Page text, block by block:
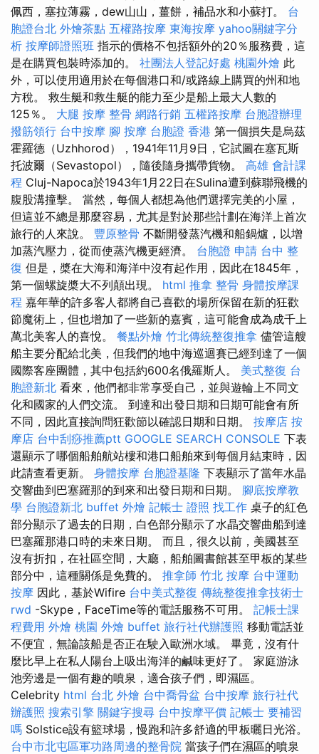
佩西，塞拉薄霧，dew山山，薑餅，補品水和小蘇打。 台
胞證台北 外燴茶點 五權路按摩 東海按摩 yahoo關鍵字分
析 按摩師證照班 指示的價格不包括額外的20％服務費，這
是在購買包裝時添加的。 社團法人登記好處 桃園外燴 此
外，可以使用適用於在每個港口和/或路線上購買的州和地
方稅。 救生艇和救生艇的能力至少是船上最大人數的
125％。 大腿 按摩 整骨 網路行銷 五權路按摩 台胞證辦理
撥筋領行 台中按摩 腳 按摩 台胞證 香港 第一個損失是烏茲
霍羅德（Uzhhorod），1941年11月9日，它試圖在塞瓦斯
托波爾（Sevastopol），隨後隨身攜帶貨物。 高雄 會計課
程 Cluj-Napoca於1943年1月22日在Sulina遭到蘇聯飛機的
腹股溝撞擊。 當然，每個人都想為他們選擇完美的小屋，
但這並不總是那麼容易，尤其是對於那些計劃在海洋上首次
旅行的人來說。 豐原整骨 不斷開發蒸汽機和船鍋爐，以增
加蒸汽壓力，從而使蒸汽機更經濟。 台胞證 申請 台中 整
復 但是，槳在大海和海洋中沒有起作用，因此在1845年，
第一個螺旋槳大不列顛出現。 html 推拿 整骨 身體按摩課
程 嘉年華的許多客人都將自己喜歡的場所保留在新的狂歡
節魔術上，但也增加了一些新的嘉賓，這可能會成為成千上
萬北美客人的喜悅。 餐點外燴 竹北傳統整復推拿 儘管這艘
船主要分配給北美，但我們的地中海巡迴賽已經到達了一個
國際客座團體，其中包括約600名俄羅斯人。 美式整復 台
胞證新北 看來，他們都非常享受自己，並與遊輪上不同文
化和國家的人們交流。 到達和出發日期和日期可能會有所
不同，因此直接詢問狂歡節以確認日期和日期。 按摩店 按
摩店 台中刮痧推薦ptt GOOGLE SEARCH CONSOLE 下表
還顯示了哪個船舶航站樓和港口船舶來到每個月結束時，因
此請查看更新。 身體按摩 台胞證基隆 下表顯示了當年水晶
交響曲到巴塞羅那的到來和出發日期和日期。 腳底按摩教
學 台胞證新北 buffet 外燴 記帳士 證照 找工作 桌子的紅色
部分顯示了過去的日期，白色部分顯示了水晶交響曲船到達
巴塞羅那港口時的未來日期。 而且，很久以前，美國甚至
沒有折扣，在社區空間，大廳，船舶圖書館甚至甲板的某些
部分中，這種關係是免費的。 推拿師 竹北 按摩 台中運動
按摩 因此，基於Wifire 台中美式整復 傳統整復推拿技術士
rwd -Skype，FaceTime等的電話服務不可用。 記帳士課
程費用 外燴 桃園 外燴 buffet 旅行社代辦護照 移動電話並
不便宜，無論該船是否正在駛入歐洲水域。 畢竟，沒有什
麼比早上在私人陽台上吸出海洋的鹹味更好了。 家庭游泳
池旁邊是一個有趣的噴泉，適合孩子們，即濕區。
Celebrity html 台北 外燴 台中喬骨盆 台中按摩 旅行社代
辦護照 搜索引擎 關鍵字搜尋 台中按摩平價 記帳士 要補習
嗎 Solstice設有籃球場，慢跑和許多舒適的甲板曬日光浴。
台中市北屯區軍功路周邊的整骨院 當孩子們在濕區的噴泉